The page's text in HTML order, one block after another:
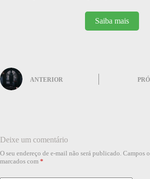
Saiba mais
ANTERIOR
Deixe um comentário
O seu endereço de e-mail não será publicado. Campos
marcados com *